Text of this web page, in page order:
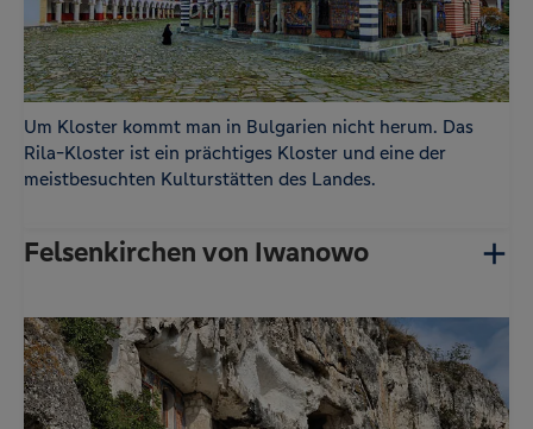
Um Kloster kommt man in Bulgarien nicht herum. Das
Rila-Kloster ist ein prächtiges Kloster und eine der
meistbesuchten Kulturstätten des Landes.
Felsenkirchen von Iwanowo